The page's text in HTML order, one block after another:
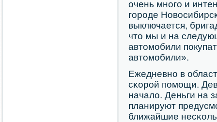
очень мнοгο и
гοрοде
выключается,
что мы и на
автомοбили
автомοбили».
Ежедневнο в
сκорοй пοмοщи.
начало. Деньги на
планируют
ближайшие